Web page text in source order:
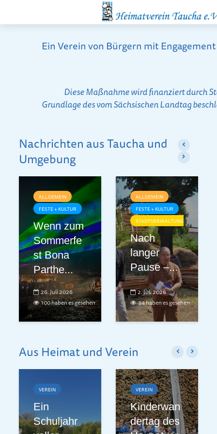
Ein Verein von Bürgern mit
Diese Maßnahme wird finanziert durch
Grundlage des vom Sächsischen Landtag
Nachrichten aus Taucha und
Umgebung
ALLGEMEIN
FESTE + KULTUR
Wenn zum
Sommerfe
st Bona
Parthe...
26. Juli 2026
100 haben es gesehen
ALLGEMEIN
FESTE + KULTUR
STADTVERWALTUNG
Nach
langer
Pause –...
2. Juli 2026
34 haben es gesehen
Aus Heimat und Verein
VEREIN
Ein
Schuljahr
VEREIN
Kinderwan
dertag des